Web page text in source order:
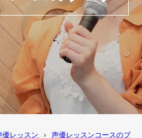
優レッスン ›
声優レッスンコースのブ